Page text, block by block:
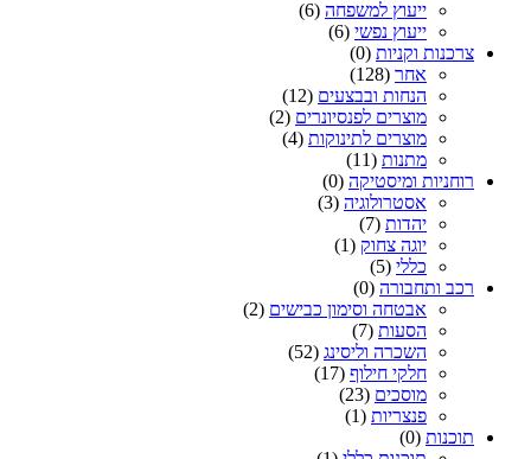
ייעוץ למשפחה (6)
ייעוץ נפשי (6)
צרכנות וקניות (0)
אחר (128)
הנחות ובבצעים (12)
מוצרים לפנסיונרים (2)
מוצרים לתינוקות (4)
מתנות (11)
רוחניות ומיסטיקה (0)
אסטרולוגיה (3)
יהדות (7)
יוגה צחוק (1)
כללי (5)
רכב ותחבורה (0)
אבטחה וסימון כבישים (2)
הסעות (7)
השכרה וליסינג (52)
חלקי חילוף (17)
מוסכים (23)
פנצריות (1)
תוכנות (0)